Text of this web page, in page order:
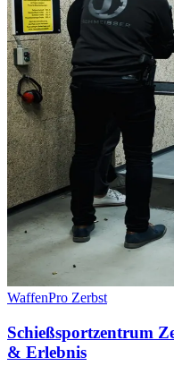
WaffenPro Zerbst
Schießsportzentrum
& Erlebnis